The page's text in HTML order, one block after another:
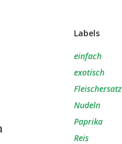
Labels
einfach
exotisch
Fleischersatz
Nudeln
Paprika
Reis